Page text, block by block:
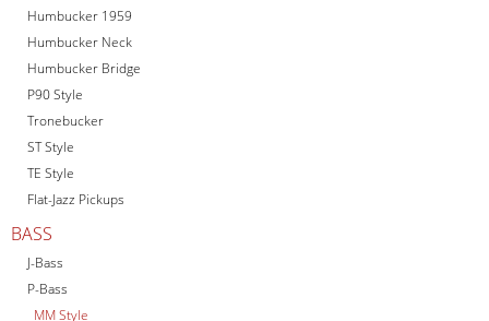
Humbucker 1959
Humbucker Neck
Humbucker Bridge
P90 Style
Tronebucker
ST Style
TE Style
Flat-Jazz Pickups
BASS
J-Bass
P-Bass
MM Style